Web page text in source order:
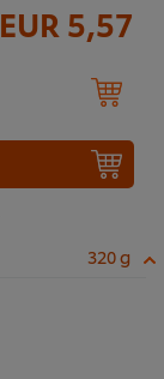
EUR 5,57
320 g